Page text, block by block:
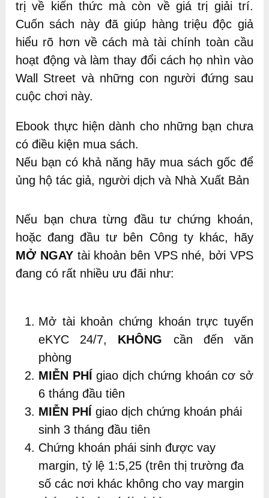
trị về kiến thức mà còn về giá trị giải trí.
Cuốn sách này đã giúp hàng triệu độc giả
hiểu rõ hơn về cách mà tài chính toàn cầu
hoạt động và làm thay đổi cách họ nhìn vào
Wall Street và những con người đứng sau
cuộc chơi này.
Ebook thực hiện dành cho những bạn chưa
có điều kiện mua sách.
Nếu bạn có khả năng hãy mua sách gốc để
ủng hộ tác giả, người dịch và Nhà Xuất Bản
Nếu bạn chưa từng đầu tư chứng khoán,
hoặc đang đầu tư bên Công ty khác, hãy
MỞ NGAYtài khoản bên VPS nhé, bởi VPS
đang có rất nhiều ưu đãi như:
Mở tài khoản chứng khoán trực tuyến
eKYC 24/7, KHÔNG cần đến văn
phòng
MIỄN PHÍ giao dịch chứng khoán cơ sở
6 tháng đầu tiên
MIỄN PHÍ giao dịch chứng khoán phái
sinh 3 tháng đầu tiên
Chứng khoán phái sinh được vay
margin, tỷ lệ 1:5,25 (trên thị trường đa
số các nơi khác không cho vay margin